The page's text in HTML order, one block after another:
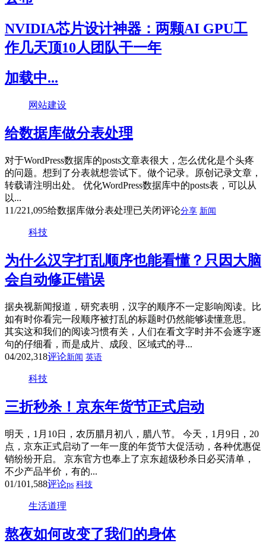
NVIDIA芯片设计神器：两颗AI GPU工
作几天顶10人团队干一年
加载中...
网站建设
给数据库做分表处理
对于WordPress数据库的posts文章表很大，怎么优化是个头疼
的问题。想到了分表就想尝试下。做个记录。原创记录文章，
转载请注明出处。 优化WordPress数据库中的posts表，可以从
以...
11/221,095给数据库做分表处理已关闭评论分享 新闻
科技
为什么汉字打乱顺序也能看懂？只因大脑
会自动修正错误
据央视新闻报道，研究表明，汉字的顺序不一定影响阅读。比
如有时你看完一段顺序被打乱的标题时仍然能够读懂意思。
其实这和我们的阅读习惯有关，人们在看文字时并不会逐字逐
句的仔细看，而是成片、成段、区域式的寻...
04/202,318评论新闻 英语
科技
三折秒杀！京东年货节正式启动
明天，1月10日，农历腊月初八，腊八节。 今天，1月9日，20
点，京东正式启动了一年一度的年货节大促活动，各种优惠促
销纷纷开启。 京东官方也奉上了京东超级秒杀日必买清单，
不少产品半价，有的...
01/101,588评论ps 科技
生活道理
熬夜如何改变了我们的身体